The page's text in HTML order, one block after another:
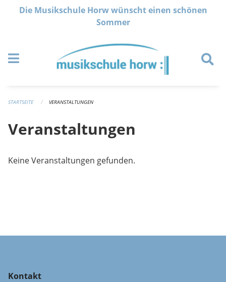
Navigation überspringen
Die Musikschule Horw wünscht einen schönen
Sommer
STARTSEITE VERANSTALTUNGEN
Veranstaltungen
Keine Veranstaltungen gefunden.
Kontakt